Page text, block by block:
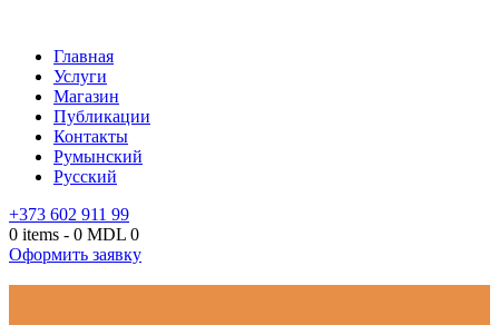
Главная
Услуги
Магазин
Публикации
Контакты
Румынский
Русский
+373 602 911 99
0 items - 0 MDL 0
Оформить заявку